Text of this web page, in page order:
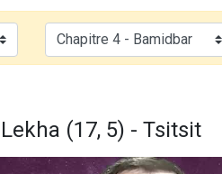
(17, 5) - Tsitsit